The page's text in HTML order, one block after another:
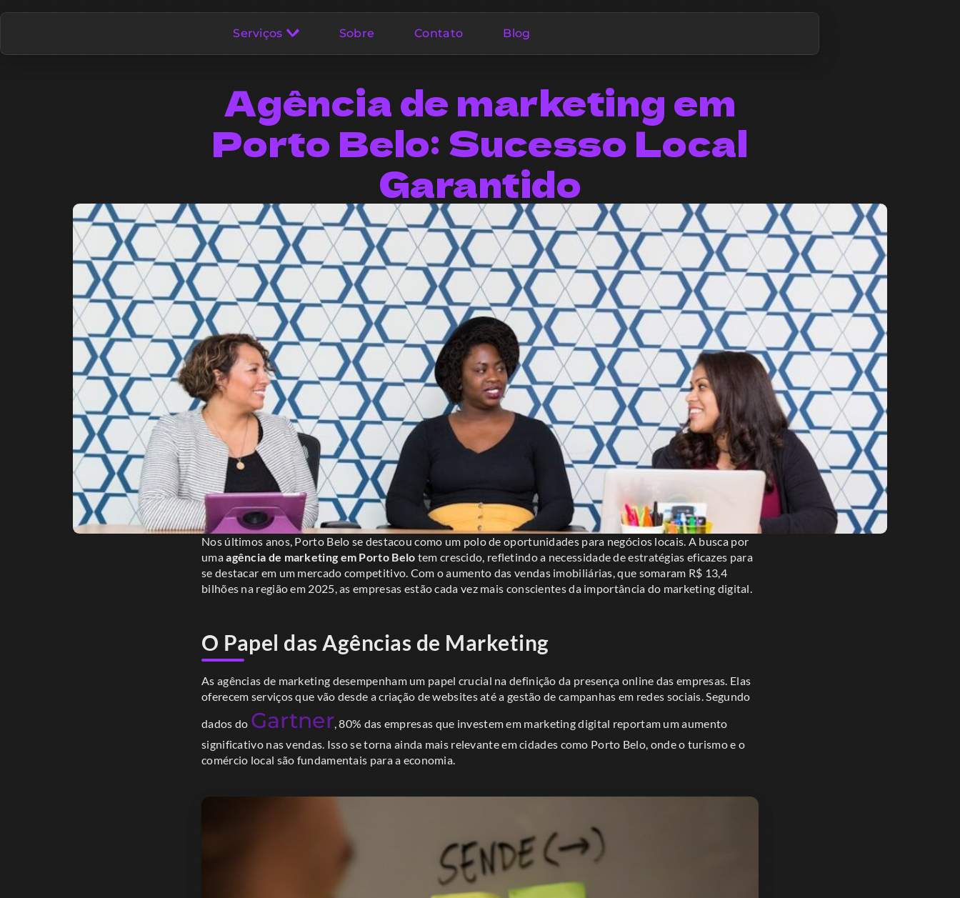
Serviços Sobre Contato Blog
Agência de marketing em
Porto Belo: Sucesso Local
Garantido
Nos últimos anos, Porto Belo se destacou como um polo de oportunidades para negócios locais. A busca por
umaagência de marketing em Porto Belo tem crescido, refletindo a necessidade de estratégias eficazes para
se destacar em um mercado competitivo. Com o aumento das vendas imobiliárias, que somaram R$ 13,4
bilhões na região em 2025, as empresas estão cada vez mais conscientes da importância do marketing digital.
O Papel das Agências de Marketing
As agências de marketing desempenham um papel crucial na definição da presença online das empresas. Elas
oferecem serviços que vão desde a criação de websites até a gestão de campanhas em redes sociais. Segundo
dados do Gartner, 80% das empresas que investem em marketing digital reportam um aumento
significativo nas vendas. Isso se torna ainda mais relevante em cidades como Porto Belo, onde o turismo e o
comércio local são fundamentais para a economia.